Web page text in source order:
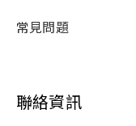
常見問題
聯絡資訊